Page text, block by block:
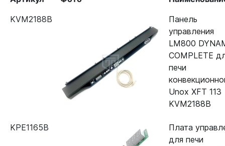
KVM2188B
Панель
управления
LM800
COMPLETE
печи
Unox XFT 113
KVM2188B
KPE1165B
Плата
для печи